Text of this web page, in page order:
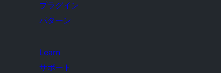
プラグイン
パターン
Learn
サポート